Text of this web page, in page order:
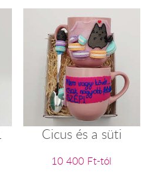
Cicus és a süti
10 400 Ft-tól